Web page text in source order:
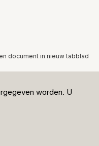
document in nieuw tabblad
worden. U